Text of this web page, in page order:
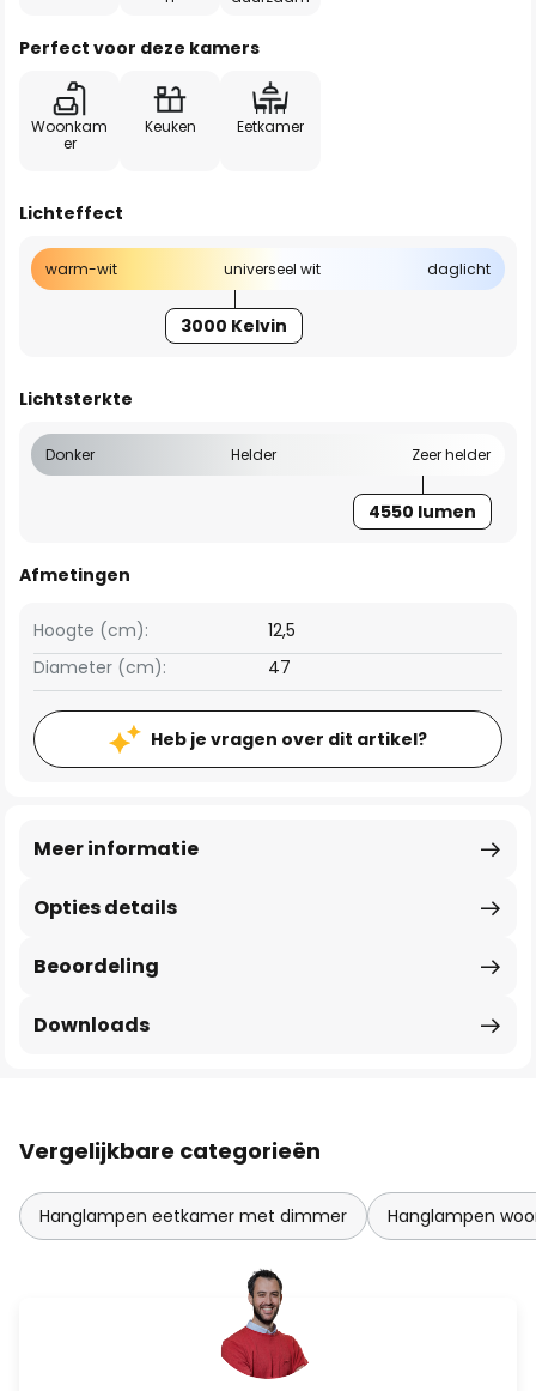
Perfect voor deze kamers
Woonkam
er
Keuken Eetkamer
Lichteffect
warm-wit universeel wit daglicht
3000 Kelvin
Lichtsterkte
Donker Helder Zeer helder
4550 lumen
Afmetingen
Hoogte (cm):
12,5
Diameter (cm):
47
Heb je vragen over dit artikel?
Opties details
Meer informatie
Beoordeling
Downloads
Vergelijkbare categorieën
Hanglampen eetkamer met dimmer Hanglampen